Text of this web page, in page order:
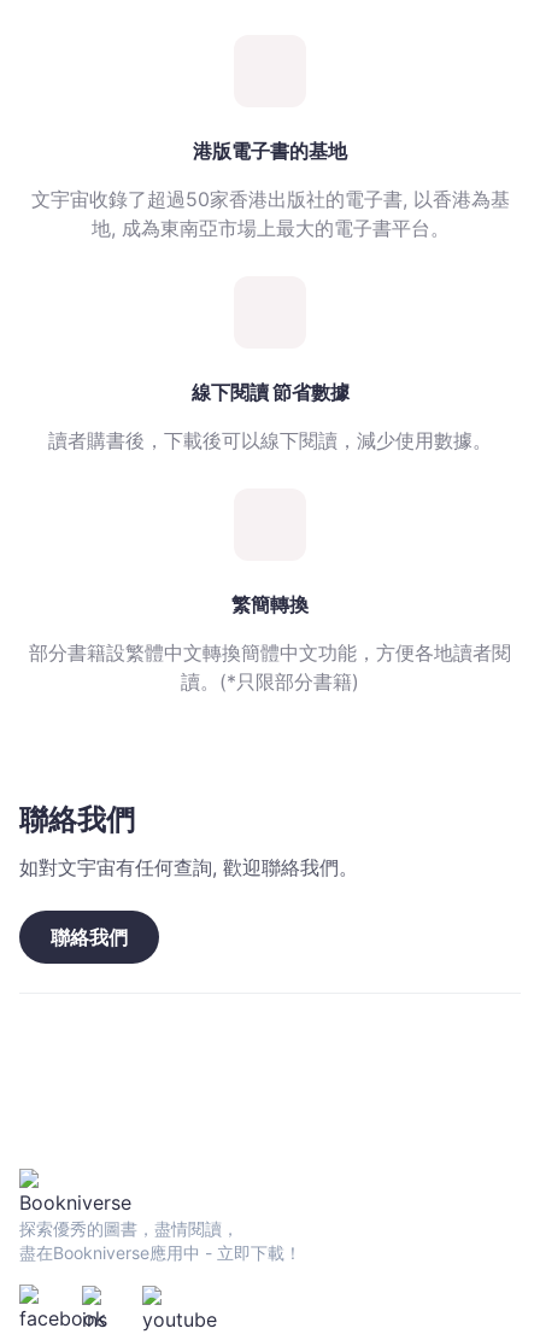
港版電子書的基地
文宇宙收錄了超過50家香港出版社的電子書, 以香港為基
地, 成為東南亞市場上最大的電子書平台。
線下閱讀 節省數據
讀者購書後，下載後可以線下閱讀，減少使用數據。
繁簡轉換
部分書籍設繁體中文轉換簡體中文功能，方便各地讀者閱
讀。(*只限部分書籍)
聯絡我們
如對文宇宙有任何查詢, 歡迎聯絡我們。
聯絡我們
探索優秀的圖書，盡情閱讀，
盡在Bookniverse應用中 - 立即下載！